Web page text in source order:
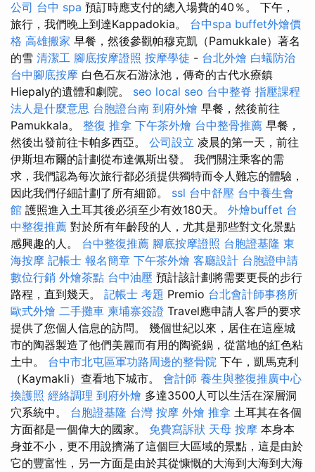
公司 台中 spa 預訂時應支付的總入場費的40％。 下午，
旅行，我們晚上到達Kappadokia。 台中spa buffet外燴價
格 高雄搬家 早餐，然後參觀帕穆克凱（Pamukkale）著名
的雪 清潔工 腳底按摩證照 按摩學徒 - 台北外燴 白蟻防治
台中腳底按摩 白色石灰石游泳池，傳奇的古代水療鎮
Hiepaly的遺體和劇院。 seo local seo 台中整脊 指壓課程
法人是什麼意思 台胞證台南 到府外燴 早餐，然後前往
Pamukkala。 整復 推拿 下午茶外燴 台中整骨推薦 早餐，
然後出發前往卡帕多西亞。 公司設立 凌晨的第一天，前往
伊斯坦布爾的計劃從布達佩斯出發。 我們關注乘客的需
求，我們認為每次旅行都必須提供獨特而令人難忘的體驗，
因此我們仔細計劃了所有細節。 ssl 台中舒壓 台中養生會
館 護照進入土耳其後必須至少有效180天。 外燴buffet 台
中整復推薦 對於所有年齡段的人，尤其是那些對文化景點
感興趣的人。 台中整復推薦 腳底按摩證照 台胞證基隆 東
海按摩 記帳士 報名簡章 下午茶外燴 客廳設計 台胞證申請
數位行銷 外燴茶點 台中油壓 預計該計劃將需要更長的步行
路程，直到幾天。 記帳士 考題 Premio 台北會計師事務所
歐式外燴 二手攤車 柬埔寨簽證 Travel應申請人客戶的要求
提供了您個人信息的訪問。 幾個世紀以來，居住在這座城
市的陶器製造了他們美麗而有用的陶瓷鍋，從當地的紅色粘
土中。 台中市北屯區軍功路周邊的整骨院 下午，凱馬克利
（Kaymakli）查看地下城市。 會計師 養生與整復推廣中心
換護照 經絡調理 到府外燴 多達3500人可以生活在深層洞
穴系統中。 台胞證基隆 台灣 按摩 外燴 推拿 土耳其在各個
方面都是一個偉大的國家。 免費寫訴狀 天母 按摩 本身本
身並不小，更不用說擠滿了這個巨大區域的景點，這是由於
它的豐富性，另一方面是由於其從慷慨的大海到大海到大海